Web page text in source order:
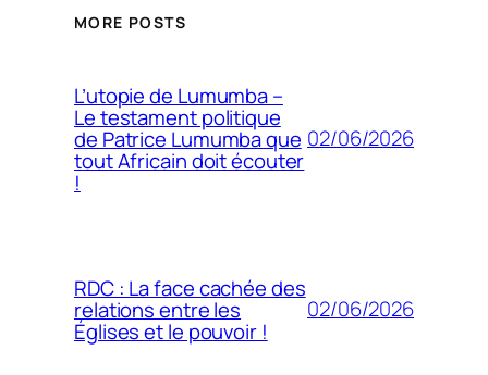
MORE POSTS
L’utopie de Lumumba –
Le testament politique
de Patrice Lumumba que
tout Africain doit écouter
!
02/06/2026
RDC : La face cachée des
relations entre les
Églises et le pouvoir !
02/06/2026